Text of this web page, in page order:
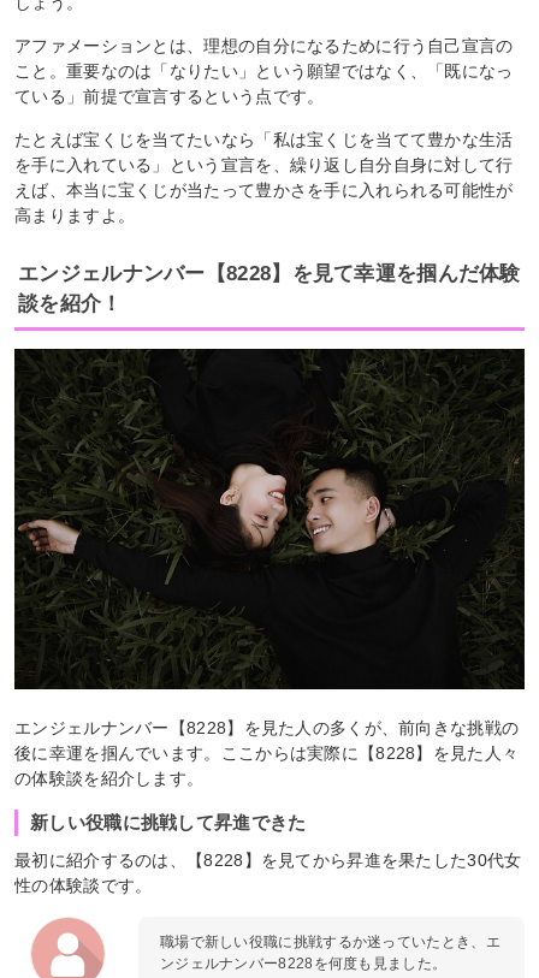
アファメーションとは、理想の自分になるために行う自己宣言の
こと。重要なのは「なりたい」という願望ではなく、「既になっ
ている」前提で宣言するという点です。
たとえば宝くじを当てたいなら「私は宝くじを当てて豊かな生活
を手に入れている」という宣言を、繰り返し自分自身に対して行
えば、本当に宝くじが当たって豊かさを手に入れられる可能性が
高まりますよ。
エンジェルナンバー【8228】を見て幸運を掴んだ体験
談を紹介！
エンジェルナンバー【8228】を見た人の多くが、前向きな挑戦の
後に幸運を掴んでいます。ここからは実際に【8228】を見た人々
の体験談を紹介します。
新しい役職に挑戦して昇進できた
最初に紹介するのは、【8228】を見てから昇進を果たした30代女
性の体験談です。
職場で新しい役職に挑戦するか迷っていたとき、エ
ンジェルナンバー8228を何度も見ました。